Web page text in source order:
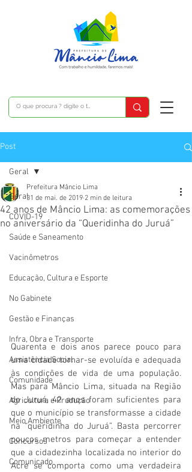
Post
Geral
COVID-19
Saúde e Saneamento
Vacinômetros
Educação, Cultura e Esporte
No Gabinete
Gestão e Finanças
Infra, Obra e Transporte
Assistência Social
Comunidade
Agricultura e Produção
Meio Ambiente
Concursos
Comunicado
Geral
42 anos de Mâncio Lima: as comemorações
no aniversário da “Queridinha do Juruá”
Prefeitura Mâncio Lima
31 de mai. de 2019 2 min de leitura
Quarenta e dois anos parece pouco para
uma cidade tornar-se evoluída e adequada
às condições de vida de uma população.
Mas para Mâncio Lima, situada na Região
do Juruá, 42 anos foram suficientes para
que o município se transformasse a cidade
na “queridinha do Juruá”. Basta percorrer
poucos metros para começar a entender
que a cidadezinha localizada no interior do
Acre se comporta como uma verdadeira